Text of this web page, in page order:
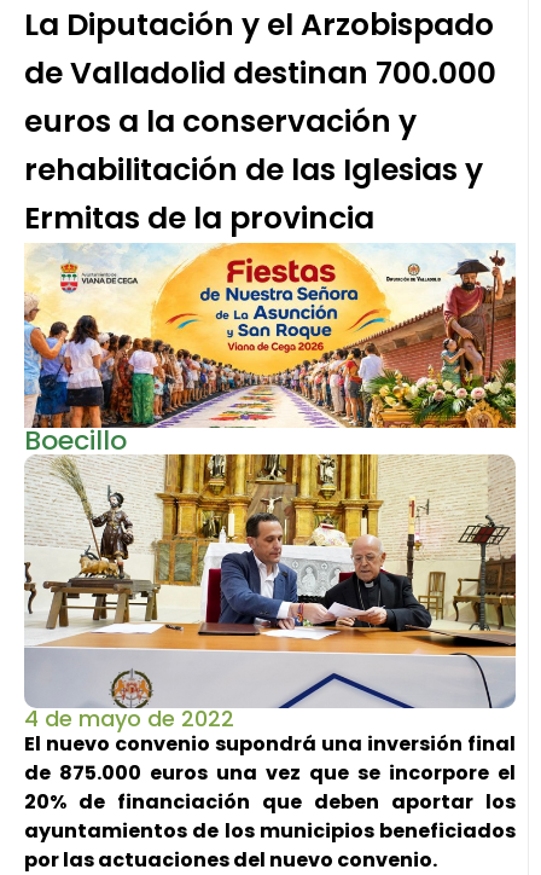
La Diputación y el Arzobispado
de Valladolid destinan 700.000
euros a la conservación y
rehabilitación de las Iglesias y
Ermitas de la provincia
Boecillo
4 de mayo de 2022
El nuevo convenio supondrá una inversión final
de 875.000 euros una vez que se incorpore el
20% de financiación que deben aportar los
ayuntamientos de los municipios beneficiados
por las actuaciones del nuevo convenio.